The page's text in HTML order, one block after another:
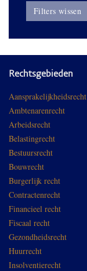
Filters wissen
Rechtsgebieden
Aansprakelijkheidsrecht
Ambtenarenrecht
Arbeidsrecht
Belastingrecht
Bestuursrecht
Bouwrecht
Burgerlijk recht
Contractenrecht
Financieel recht
Fiscaal recht
Gezondheidsrecht
Huurrecht
Insolventierecht